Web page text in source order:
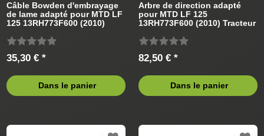
Câble Bowden d'embrayage
de lame adapté pour MTD LF
125 13RH773F600 (2010)
35,30 € *
Dans le panier
Arbre de direction adapté
pour MTD LF 125
13RH773F600 (2010) Tracteur
82,50 € *
Dans le panier